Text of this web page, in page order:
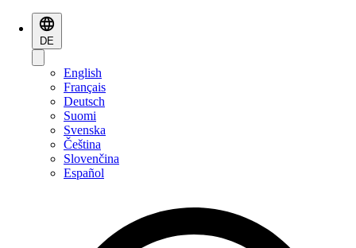
DE
English
Français
Deutsch
Suomi
Svenska
Čeština
Slovenčina
Español